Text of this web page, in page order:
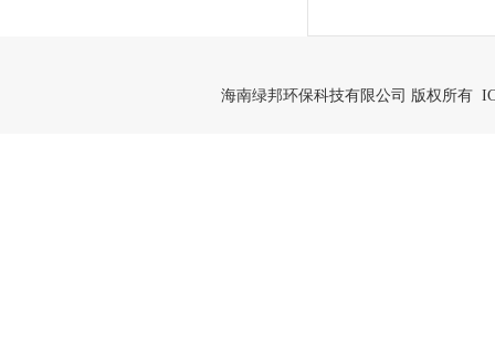
海南绿邦环保科技有限公司 版权所有